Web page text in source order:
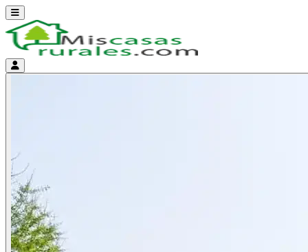
Abrir menú
Menú de cuenta